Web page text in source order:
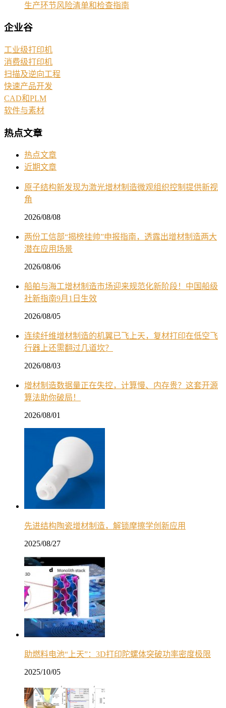
生产环节风险清单和检查指南
企业谷
工业级打印机
消费级打印机
扫描及逆向工程
快速产品开发
CAD和PLM
软件与素材
热点文章
热点文章
近期文章
原子结构新发现为激光增材制造微观组织控制提供新视
角
2026/08/08
两份工信部“揭榜挂帅”申报指南，透露出增材制造两大
潜在应用场景
2026/08/06
船舶与海工增材制造市场迎来规范化新阶段！中国船级
社新指南9月1日生效
2026/08/05
连续纤维增材制造的机翼已飞上天，复材打印在低空飞
行器上还需翻过几道坎？
2026/08/03
增材制造数据量正在失控，计算慢、内存贵？这套开源
算法助你破局！
2026/08/01
先进结构陶瓷增材制造，解锁摩擦学创新应用
2025/08/27
助燃料电池“上天”：3D打印陀螺体突破功率密度极限
2025/10/05